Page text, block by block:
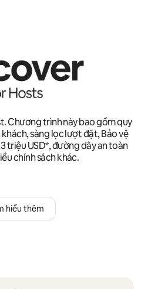
Chương trình này bao gồm quy
sàng lọc lượt đặt, Bảo vệ
triệu USD*, đường dây an toàn
chính sách khác.
hiểu thêm